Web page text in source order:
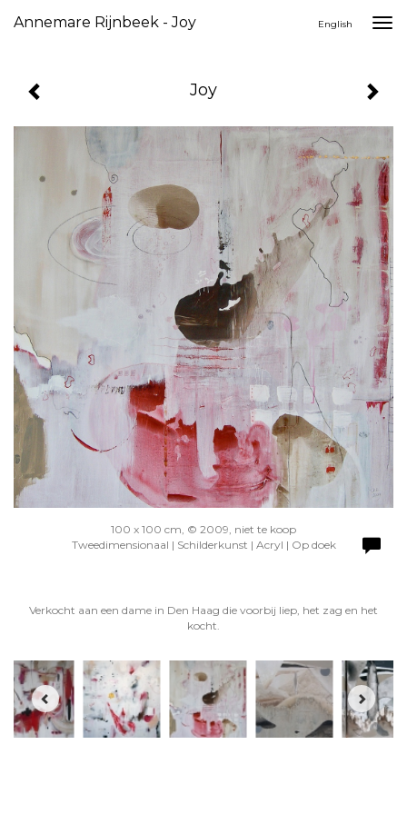
Annemare Rijnbeek - Joy English
Joy
100 x 100 cm, © 2009, niet te koop
Tweedimensionaal | Schilderkunst | Acryl | Op doek
Verkocht aan een dame in Den Haag die voorbij liep, het zag en het
kocht.